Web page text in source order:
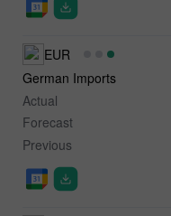
EUR
German Imports
Actual
Forecast
Previous